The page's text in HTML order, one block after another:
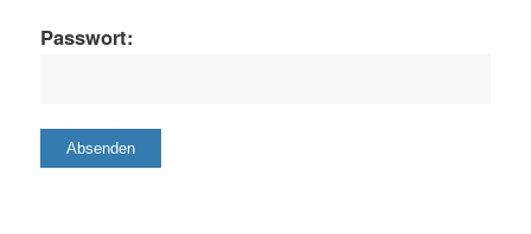
Passwort: